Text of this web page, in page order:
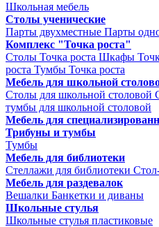
Школьная мебель
Столы ученические
Парты двухместные Парты
Комплекс "Точка роста"
Столы Точка роста Шкафы
роста Тумбы Точка роста
Мебель для школьной
Столы для школьной столовой
тумбы для школьной столовой
Мебель для
Трибуны и тумбы
Тумбы
Мебель для библиотеки
Стеллажи для библиотеки
Мебель для раздевалок
Вешалки Банкетки и диваны
Школьные стулья
Школьные стулья пластиковые